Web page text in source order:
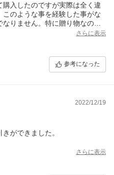
入したのですが実際は全く違
のような事を経験した事がな
りません。特に贈り物なので
。実際の画像を掲載してほし
さらに表示
参考になった
2022/12/19
ができました。
さらに表示